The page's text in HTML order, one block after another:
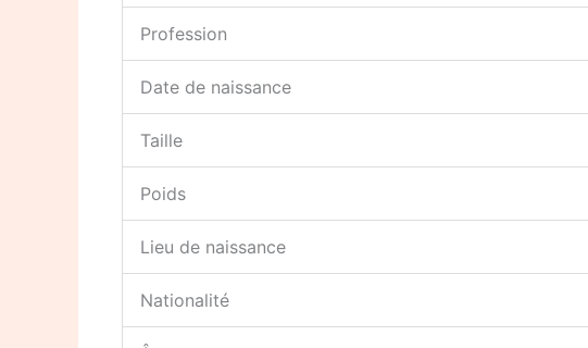
Profession
Date de naissance
Taille
Poids
Lieu de naissance
Nationalité